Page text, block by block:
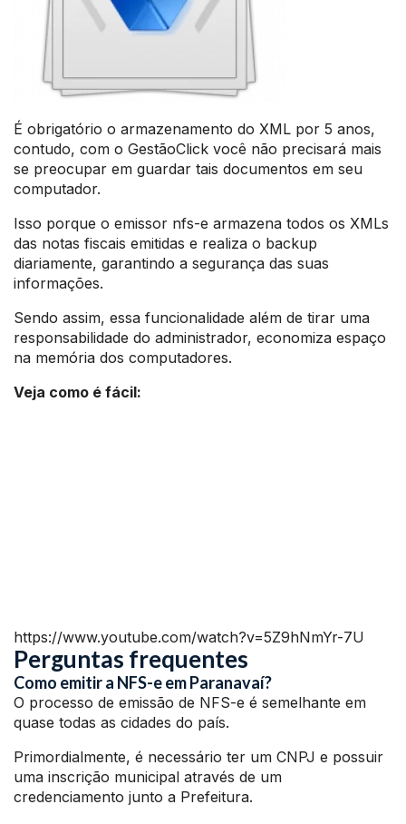
É obrigatório o armazenamento do XML por 5 anos,
contudo, com o GestãoClick você não precisará mais
se preocupar em guardar tais documentos em seu
computador.
Isso porque o emissor nfs-e armazena todos os XMLs
das notas fiscais emitidas e realiza o backup
diariamente, garantindo a segurança das suas
informações.
Sendo assim, essa funcionalidade além de tirar uma
responsabilidade do administrador, economiza espaço
na memória dos computadores.
Veja como é fácil:
https://www.youtube.com/watch?v=5Z9hNmYr-7U
Perguntas frequentes
Como emitir a NFS-e em Paranavaí?
O processo de emissão de NFS-e é semelhante em
quase todas as cidades do país.
Primordialmente, é necessário ter um CNPJ e possuir
uma inscrição municipal através de um
credenciamento junto a Prefeitura.